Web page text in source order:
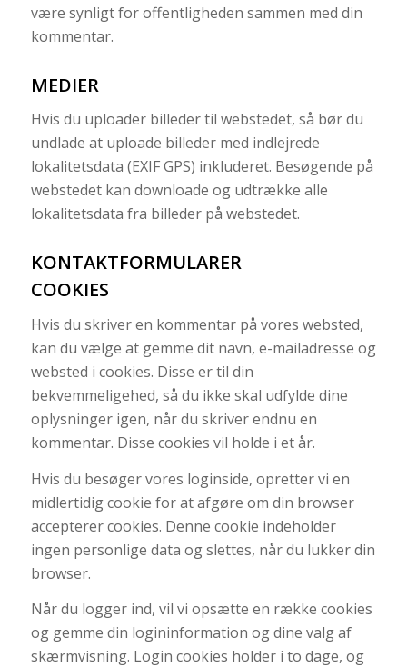
være synligt for offentligheden sammen med din
kommentar.
MEDIER
Hvis du uploader billeder til webstedet, så bør du
undlade at uploade billeder med indlejrede
lokalitetsdata (EXIF GPS) inkluderet. Besøgende på
webstedet kan downloade og udtrække alle
lokalitetsdata fra billeder på webstedet.
KONTAKTFORMULARER
COOKIES
Hvis du skriver en kommentar på vores websted,
kan du vælge at gemme dit navn, e-mailadresse og
websted i cookies. Disse er til din
bekvemmeligehed, så du ikke skal udfylde dine
oplysninger igen, når du skriver endnu en
kommentar. Disse cookies vil holde i et år.
Hvis du besøger vores loginside, opretter vi en
midlertidig cookie for at afgøre om din browser
accepterer cookies. Denne cookie indeholder
ingen personlige data og slettes, når du lukker din
browser.
Når du logger ind, vil vi opsætte en række cookies
og gemme din logininformation og dine valg af
skærmvisning. Login cookies holder i to dage, og